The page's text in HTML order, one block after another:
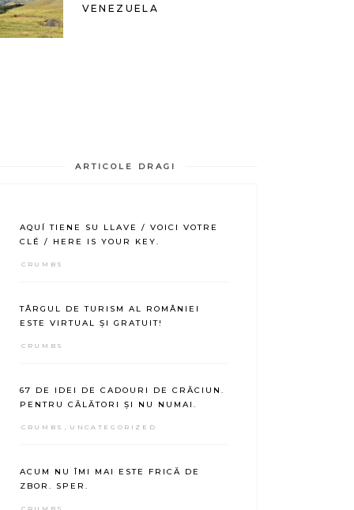
VENEZUELA
ARTICOLE DRAGI
AQUÍ TIENE SU LLAVE / VOICI VOTRE
CLÉ / HERE IS YOUR KEY.
CRUMBS
TÂRGUL DE TURISM AL ROMÂNIEI
ESTE VIRTUAL ȘI GRATUIT!
CRUMBS
67 DE IDEI DE CADOURI DE CRĂCIUN.
PENTRU CĂLĂTORI ȘI NU NUMAI.
CRUMBS , UNCATEGORIZED
ACUM NU ÎMI MAI ESTE FRICĂ DE
ZBOR. SPER.